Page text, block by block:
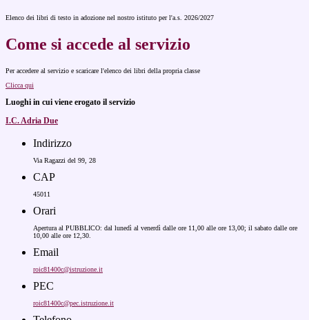
Elenco dei libri di testo in adozione nel nostro istituto per l'a.s. 2026/2027
Come si accede al servizio
Per accedere al servizio e scaricare l'elenco dei libri della propria classe
Clicca qui
Luoghi in cui viene erogato il servizio
I.C. Adria Due
Indirizzo
Via Ragazzi del 99, 28
CAP
45011
Orari
Apertura al PUBBLICO: dal lunedì al venerdì dalle ore 11,00 alle ore 13,00; il sabato dalle ore
10,00 alle ore 12,30.
Email
roic81400c@istruzione.it
PEC
roic81400c@pec.istruzione.it